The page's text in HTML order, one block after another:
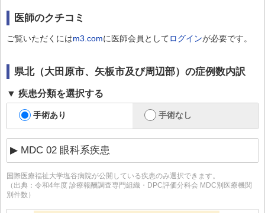
医師のクチコミ
ご覧いただくにはm3.comに医師会員としてログインが必要です。
県北（大田原市、矢板市及び周辺部） の症例数内訳
疾患分類を選択する
手術あり 手術なし
国際医療福祉大学塩谷病院が公開している疾患のみ選択できます。
（出典：令和4年度 診療報酬調査専門組織・DPC評価分科会 MDC別医療機関
別件数）